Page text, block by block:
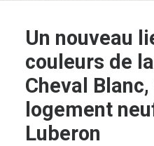
Un nouveau
couleurs de
Cheval
logement
Luberon